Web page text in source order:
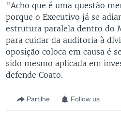
"Acho que é uma questão
porque o Executivo já se
estrutura paralela dentro do
para cuidar da auditoria à
oposição coloca em causa é
sido mesmo aplicada em
defende Coato.
Partilhe Follow us